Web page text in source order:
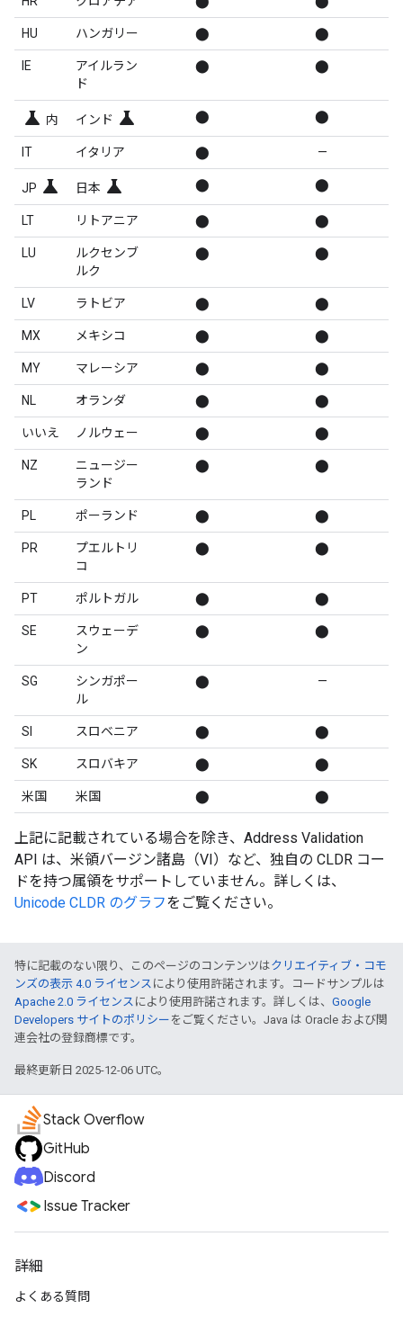
HU ハンガリー ⬤ ⬤
IE
アイルラン
ド
⬤ ⬤
science 内 インド science ⬤ ⬤
IT イタリア ⬤ —
JP science 日本 science ⬤ ⬤
LT リトアニア ⬤ ⬤
LU
ルクセンブ
ルク
⬤ ⬤
LV ラトビア ⬤ ⬤
MX メキシコ ⬤ ⬤
MY マレーシア ⬤ ⬤
NL オランダ ⬤ ⬤
いいえ ノルウェー ⬤ ⬤
NZ
ニュージー
ランド
⬤ ⬤
PL ポーランド ⬤ ⬤
PR
プエルトリ
コ
⬤ ⬤
PT ポルトガル ⬤ ⬤
SE
スウェーデ
ン
⬤ ⬤
SG
シンガポー
ル
⬤ —
SI スロベニア ⬤ ⬤
SK スロバキア ⬤ ⬤
米国 米国 ⬤ ⬤
上記に記載されている場合を除き、Address Validation
API は、米領バージン諸島（VI）など、独自の CLDR コー
ドを持つ属領をサポートしていません。詳しくは、
Unicode CLDR のグラフをご覧ください。
特に記載のない限り、このページのコンテンツはクリエイティブ・コモ
ンズの表示 4.0 ライセンス により使用許諾されます。コードサンプルは
Apache 2.0 ライセンス により使用許諾されます。詳しくは、 Google
Developers サイトのポリシー をご覧ください。Java は Oracle および関
連会社の登録商標です。
最終更新日 2025-12-06 UTC。
Stack Overflow
GitHub
Discord
Issue Tracker
詳細
よくある質問